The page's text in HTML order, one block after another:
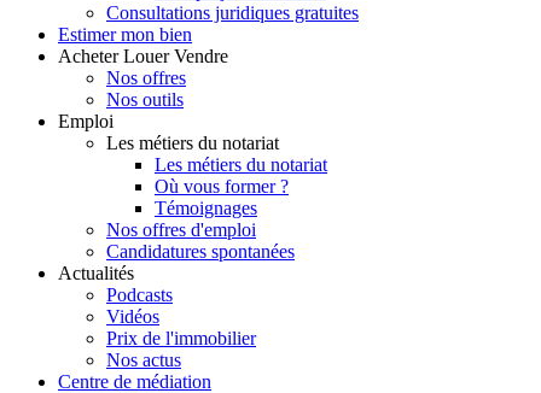
Consultations juridiques gratuites
Estimer mon bien
Acheter Louer Vendre
Nos offres
Nos outils
Emploi
Les métiers du notariat
Les métiers du notariat
Où vous former ?
Témoignages
Nos offres d'emploi
Candidatures spontanées
Actualités
Podcasts
Vidéos
Prix de l'immobilier
Nos actus
Centre de médiation